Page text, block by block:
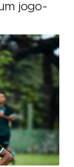
jogo-